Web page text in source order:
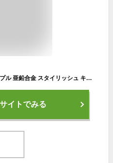
カラビナフックキーホルダー シンプル 亜鉛合金 スタイリッシュ キーリング キーホルダー メンズ 男性 おしゃれ かっこいい 大人 アクセサリー さびにくい ギフト 自宅 オフィス 会社 家 車 バイク 鍵 カギ かぎ 自転車 オフィス キー オシャレ JOBON
イトでみる